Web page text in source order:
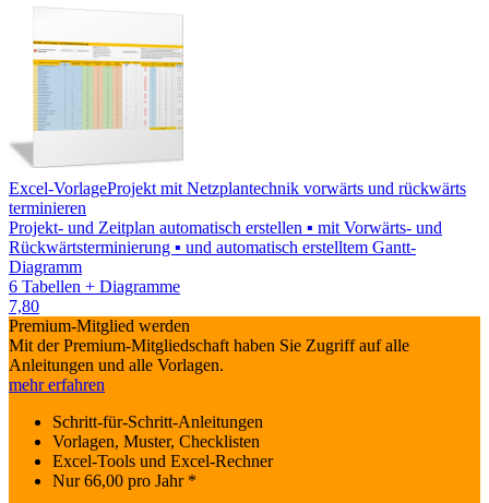
Excel-VorlageProjekt mit Netzplantechnik vorwärts und rückwärts
terminieren
Projekt- und Zeitplan automatisch erstellen ▪ mit Vorwärts- und
Rückwärtsterminierung ▪ und automatisch erstelltem Gantt-
Diagramm
6 Tabellen + Diagramme
7,80
Premium-Mitglied werden
Mit der Premium-Mitgliedschaft haben Sie Zugriff auf alle
Anleitungen und alle Vorlagen.
mehr erfahren
Schritt-für-Schritt-Anleitungen
Vorlagen, Muster, Checklisten
Excel-Tools und Excel-Rechner
Nur66,00 pro Jahr *